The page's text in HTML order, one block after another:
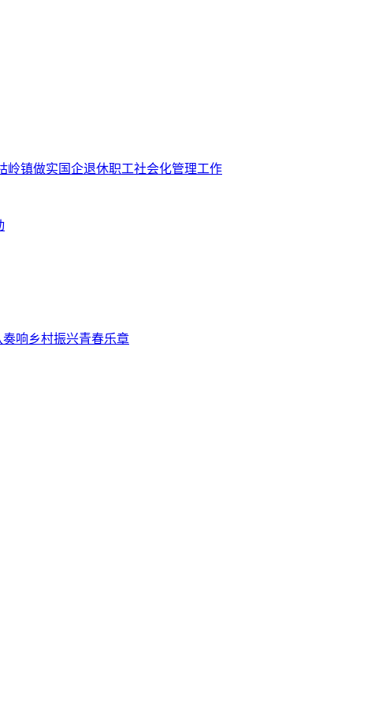
镇做实国企退休职工社会化管理工作
响乡村振兴青春乐章